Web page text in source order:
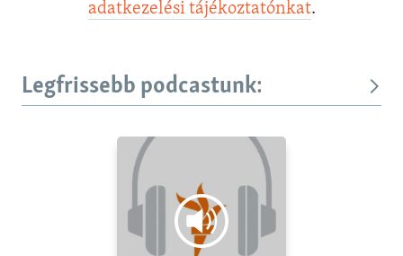
adatkezelési tájékoztatónkat.
Legfrissebb podcastunk: